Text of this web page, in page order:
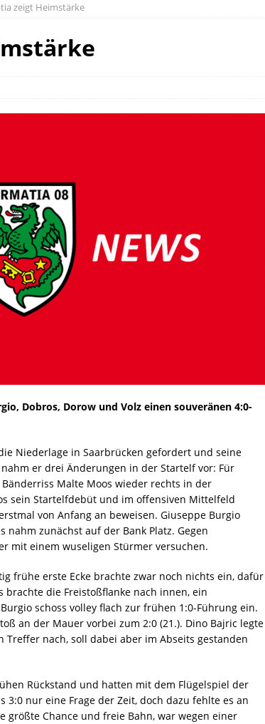
zeigt Heimstärke
Dobros, Dorow und Volz einen souveränen 4:0-
Niederlage in Saarbrücken gefordert und seine
er drei Änderungen in der Startelf vor: Für
Malte Moos wieder rechts in der
sein Startelfdebüt und im offensiven Mittelfeld
von Anfang an beweisen. Giuseppe Burgio
zunächst auf der Bank Platz. Gegen
mit einem wuseligen Stürmer versuchen.
frühe erste Ecke brachte zwar noch nichts ein, dafür
die Freistoßflanke nach innen, ein
schoss volley flach zur frühen 1:0-Führung ein.
an der Mauer vorbei zum 2:0 (21.). Dino Bajric legte
nach, soll dabei aber im Abseits gestanden
Rückstand und hatten mit dem Flügelspiel der
3:0 nur eine Frage der Zeit, doch dazu fehlte es an
größte Chance und freie Bahn, war wegen einer